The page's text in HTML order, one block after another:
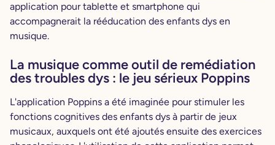
application pour tablette et smartphone qui
accompagnerait la rééducation des enfants dys en
musique.
La musique comme outil de remédiation
des troubles dys : le jeu sérieux Poppins
L'application Poppins a été imaginée pour stimuler les
fonctions cognitives des enfants dys à partir de jeux
musicaux, auxquels ont été ajoutés ensuite des exercices